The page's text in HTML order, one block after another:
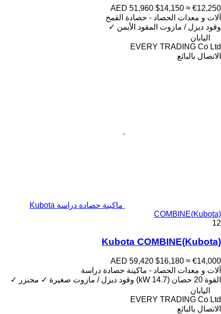
AED 51,960 $14,150 ≈ €12,250
آلات و معدات الحصاد - حصادة القمح
وقود ديزل / مازوت المقود الأيمن ✓
اليابان
EVERY TRADING Co Ltd
الاتصال بالبائع
ماكينة حصادة دراسة Kubota
COMBINE(Kubota)
12
Kubota COMBINE(Kubota)
AED 59,420 $16,180 ≈ €14,000
آلات و معدات الحصاد - ماكينة حصادة دراسة
القوة 20 حصان (14.7 kW) وقود ديزل / مازوت صغيرة ✓ مجنزر
✓
اليابان
EVERY TRADING Co Ltd
الاتصال بالبائع